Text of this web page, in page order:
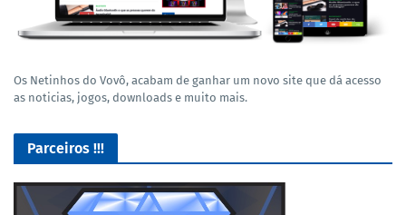
Os Netinhos do Vovô, acabam de ganhar um novo site que dá acesso
as noticias, jogos, downloads e muito mais.
Parceiros !!!
Lives de Gameplay no Facebook Gaming e muito mais